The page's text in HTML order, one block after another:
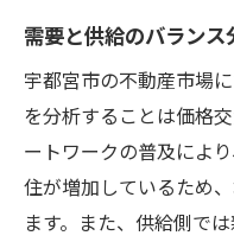
価格交渉シナ
失敗しない
栃木県宇都宮市で
なポイント
交渉の事前
価格設定の根
需要と供給のバランス
宇都宮市の不動産市場
を分析することは価格
ートワークの普及によ
住が増加しているため
ます。また、供給側で